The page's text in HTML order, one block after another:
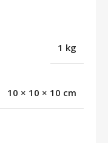
1 kg
10 × 10 × 10 cm